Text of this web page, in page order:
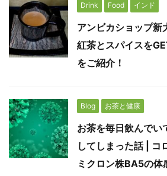
Drink Food インド
アンビカショップ新
紅茶とスパイスを
をご紹介！
Blog お茶と健康
お茶を毎日飲んでい
してしまった話 | コ
ミクロン株BA5の体